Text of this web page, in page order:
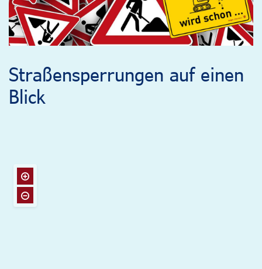
Straßensperrungen auf einen
Blick